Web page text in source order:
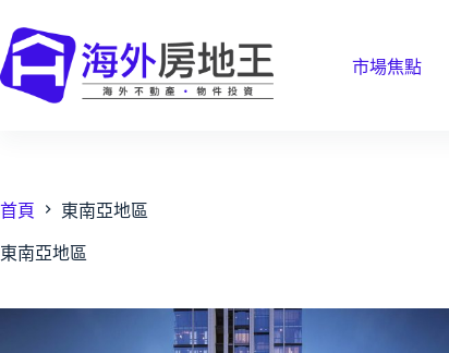
至
主
要
市場焦點
首頁 東南亞地區
東南亞地區